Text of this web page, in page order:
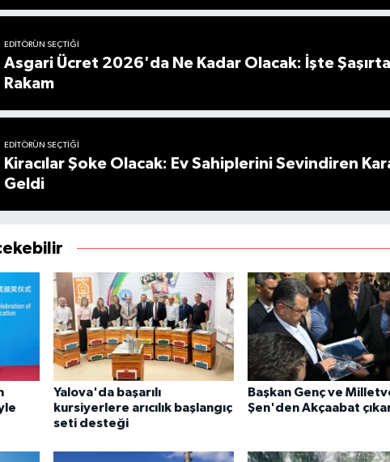
EDITÖRÜN SEÇTIĞI
Asgari Ücret 2026'da Ne Kadar Olacak: İşte
Rakam
EDITÖRÜN SEÇTIĞI
Kiracılar Şoke Olacak: Ev Sahiplerini Sevindiren
Geldi
Yalova'da başarılı
kursiyerlere arıcılık başlangıç
seti desteği
Başkan Genç ve
Şen'den Akçaabat